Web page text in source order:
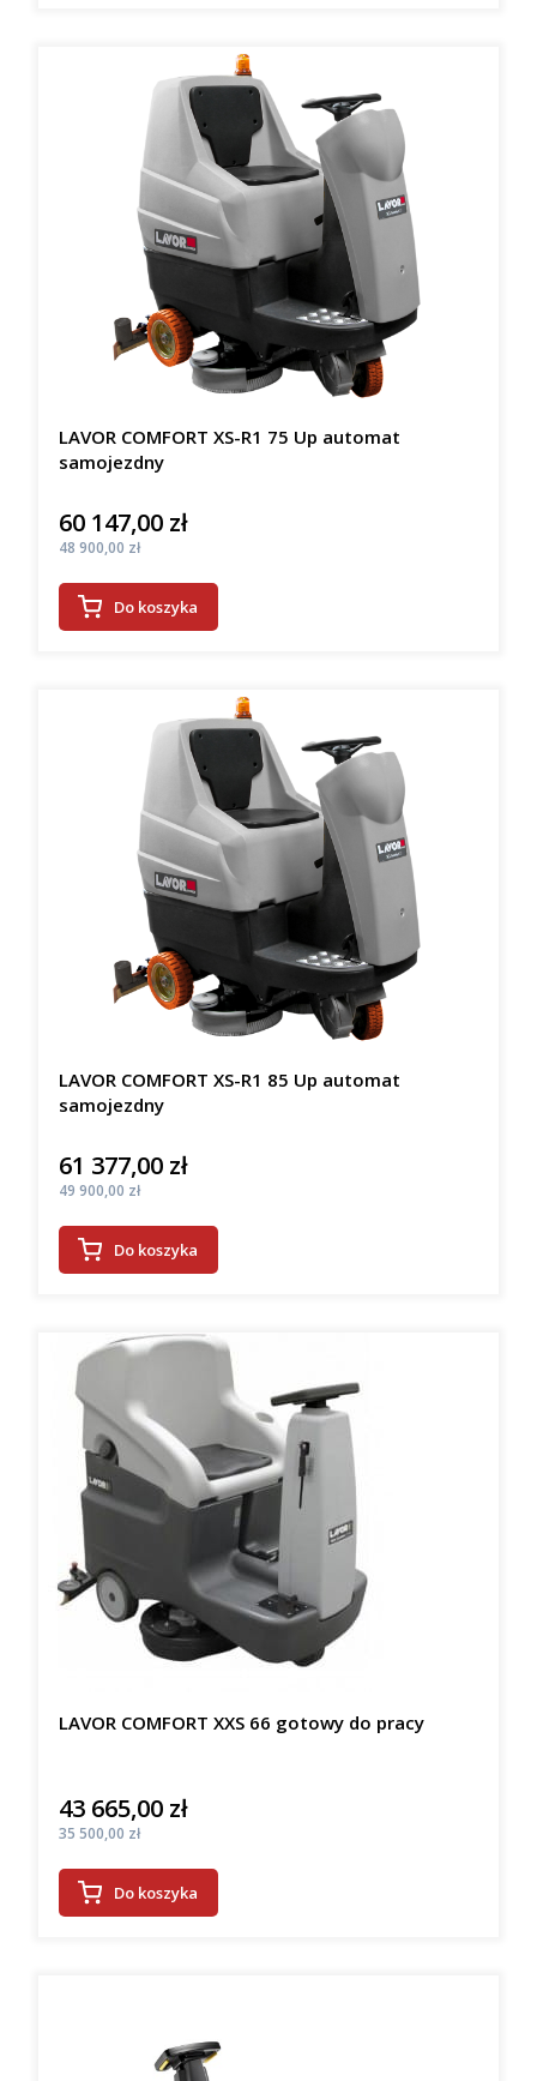
LAVOR COMFORT XS-R1 75 Up automat
samojezdny
Cena
60 147,00 zł
Cena
48 900,00 zł
Do koszyka
LAVOR COMFORT XS-R1 85 Up automat
samojezdny
Cena
61 377,00 zł
Cena
49 900,00 zł
Do koszyka
LAVOR COMFORT XXS 66 gotowy do pracy
Cena
43 665,00 zł
Cena
35 500,00 zł
Do koszyka